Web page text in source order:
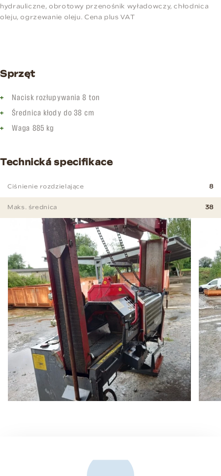
hydrauliczne, obrotowy przenośnik wyładowczy, chłodnica
oleju, ogrzewanie oleju. Cena plus VAT
Sprzęt
Nacisk rozłupywania 8 ton
Średnica kłody do 38 cm
Waga 885 kg
Technická specifikace
Ciśnienie rozdzielające 8
Maks. średnica 38